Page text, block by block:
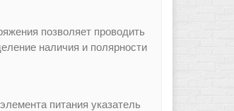
позволяет проводить
наличия и полярности
питания указатель